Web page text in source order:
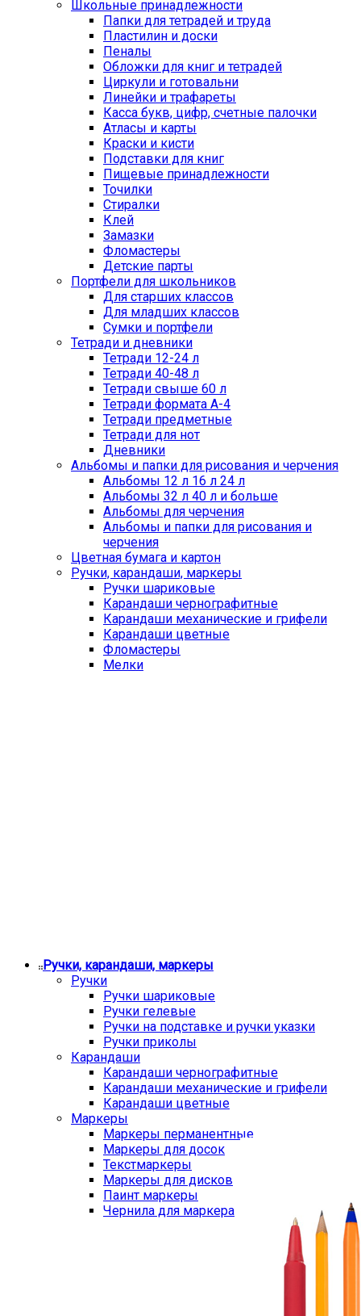
Школьные принадлежности
Папки для тетрадей и труда
Пластилин и доски
Пеналы
Обложки для книг и тетрадей
Циркули и готовальни
Линейки и трафареты
Касса букв, цифр, счетные палочки
Атласы и карты
Краски и кисти
Подставки для книг
Пищевые принадлежности
Точилки
Стиралки
Клей
Замазки
Фломастеры
Детские парты
Портфели для школьников
Для старших классов
Для младших классов
Сумки и портфели
Тетради и дневники
Тетради 12-24 л
Тетради 40-48 л
Тетради свыше 60 л
Тетради формата А-4
Тетради предметные
Тетради для нот
Дневники
Альбомы и папки для рисования и черчения
Альбомы 12 л 16 л 24 л
Альбомы 32 л 40 л и больше
Альбомы для черчения
Альбомы и папки для рисования и
черчения
Цветная бумага и картон
Ручки, карандаши, маркеры
Ручки шариковые
Карандаши чернографитные
Карандаши механические и грифели
Карандаши цветные
Фломастеры
Мелки
Ручки, карандаши, маркеры
Ручки
Ручки шариковые
Ручки гелевые
Ручки на подставке и ручки указки
Ручки приколы
Карандаши
Карандаши чернографитные
Карандаши механические и грифели
Карандаши цветные
Маркеры
Маркеры перманентные
Маркеры для досок
Текстмаркеры
Маркеры для дисков
Паинт маркеры
Чернила для маркера